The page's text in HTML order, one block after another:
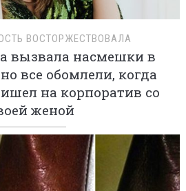
ВОСТОРЖЕСТВОВАЛА
вызвала насмешки в
все обомлели, когда
на корпоратив со
женой